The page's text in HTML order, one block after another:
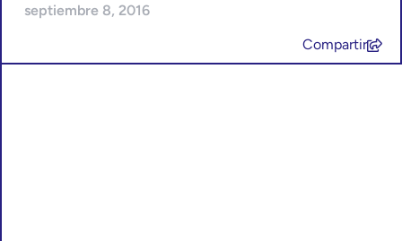
septiembre 8, 2016
Compartir